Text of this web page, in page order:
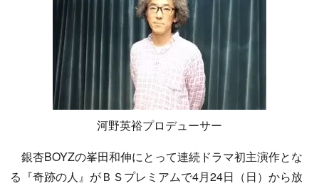
河野英裕プロデューサー
銀杏BOYZの峯田和伸にとって連続ドラマ初主演作とな
る『奇跡の人』がＢＳプレミアムで4月24日（日）から放